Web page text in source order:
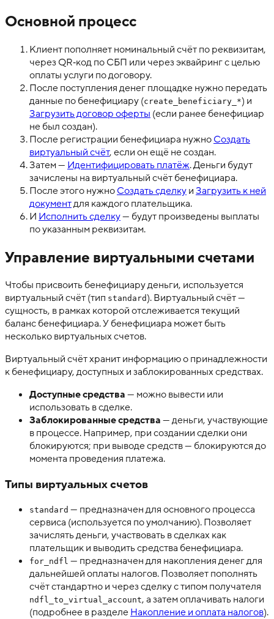
Основной процесс
Клиент пополняет номинальный счёт по реквизитам,
через QR‑код по СБП или через эквайринг с целью
оплаты услуги по договору.
После поступления денег площадке нужно передать
данные по бенефициару (create_beneficiary_*) и
Загрузить договор оферты (если ранее бенефициар
не был создан).
После регистрации бенефициара нужноСоздать
виртуальный счёт, если он ещё не создан.
Затем — Идентифицировать платёж. Деньги будут
зачислены на виртуальный счёт бенефициара.
После этого нужноСоздать сделкуиЗагрузить к ней
документдля каждого плательщика.
И Исполнить сделку— будут произведены выплаты
по указанным реквизитам.
Управление виртуальными счетами
Чтобы присвоить бенефициару деньги, используется
виртуальный счёт (тип standard). Виртуальный счёт —
сущность, в рамках которой отслеживается текущий
баланс бенефициара. У бенефициара может быть
несколько виртуальных счетов.
Виртуальный счёт хранит информацию о принадлежности
к бенефициару, доступных и заблокированных средствах.
Доступные средства— можно вывести или
использовать в сделке.
Заблокированные средства— деньги, участвующие
в процессе. Например, при создании сделки они
блокируются; при выводе средств — блокируются до
момента проведения платежа.
Типы виртуальных счетов
standard — предназначен для основного процесса
сервиса (используется по умолчанию). Позволяет
зачислять деньги, участвовать в сделках как
плательщик и выводить средства бенефициара.
for_ndfl — предназначен для накопления денег для
дальнейшей оплаты налогов. Позволяет пополнять
счёт стандартно и через сделку с типом получателя
ndfl_to_virtual_account, а затем оплачивать налоги
(подробнее в разделеНакопление и оплата налогов).